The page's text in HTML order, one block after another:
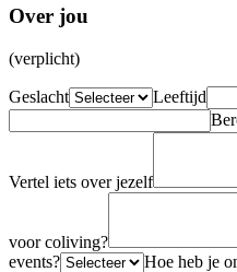
Over jou
(verplicht)
Geslacht Leeftijd
Vertel iets over jezelf
voor coliving?
events?
Hoe heb je